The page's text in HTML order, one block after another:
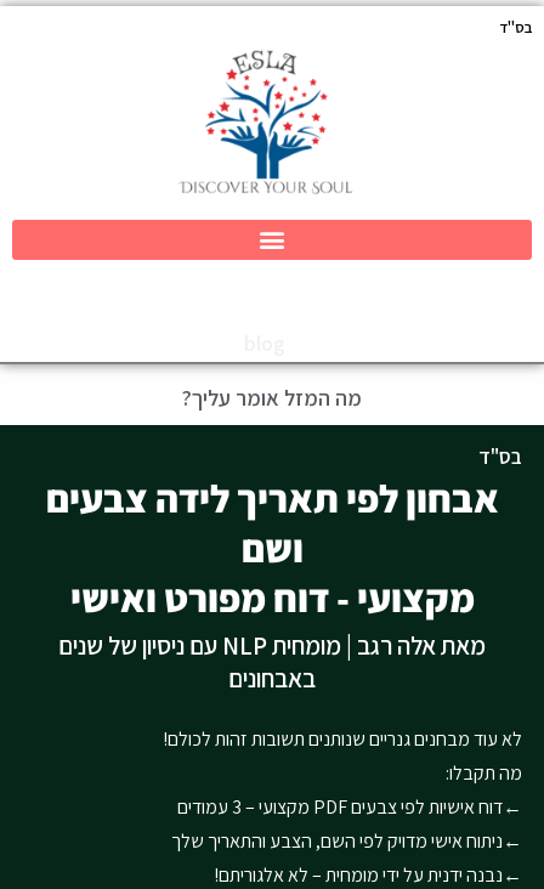
לתוכן
דילוג
בס"ד
מה המזל אומר עליך?
בס"ד
אבחון לפי תאריך לידה צבעים
ושם
מקצועי - דוח מפורט ואישי
מאת אלה רגב | מומחית NLP עם ניסיון של שנים
באבחונים
לא עוד מבחנים גנריים שנותנים תשובות זהות לכולם!
מה תקבלו:
←דוח אישיות לפי צבעים PDF מקצועי – 3 עמודים
←ניתוח אישי מדויק לפי השם, הצבע והתאריך שלך
←נבנה ידנית על ידי מומחית – לא אלגוריתם!